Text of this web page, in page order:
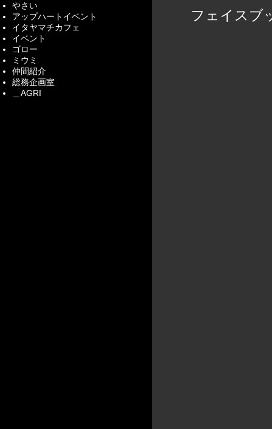
フェイスブ
やさい
アップハートイベント
イタヤマチカフェ
イベント
ゴロー
ミウミ
仲間紹介
総務企画室
＿AGRI